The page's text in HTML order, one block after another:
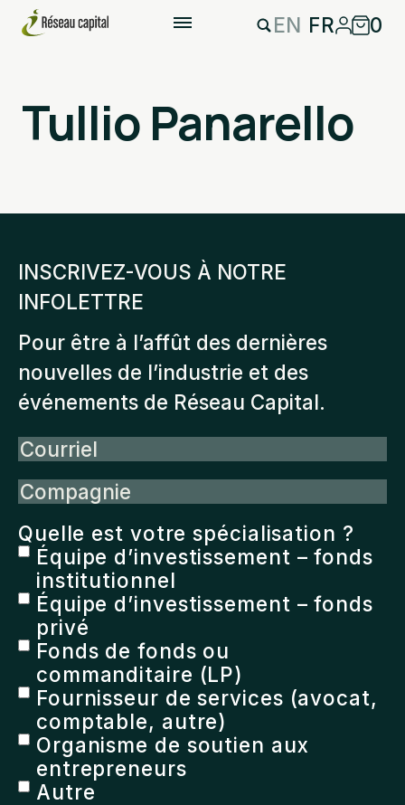
EN FR 0
Tullio Panarello
INSCRIVEZ-VOUS À NOTRE
INFOLETTRE
Pour être à l’affût des dernières
nouvelles de l’industrie et des
événements de Réseau Capital.
Courriel
Compagnie
Quelle est votre spécialisation ?
Équipe d’investissement – fonds
institutionnel
Équipe d’investissement – fonds
privé
Fonds de fonds ou
commanditaire (LP)
Fournisseur de services (avocat,
comptable, autre)
Organisme de soutien aux
entrepreneurs
Autre